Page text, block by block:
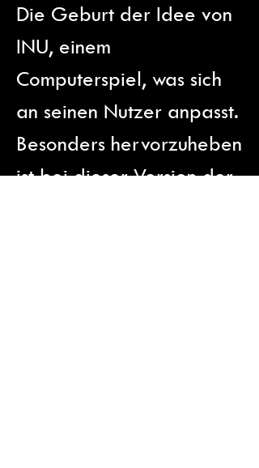
Die Geburt der Idee von
INU, einem
Computerspiel, was sich
an seinen Nutzer anpasst.
Besonders hervorzuheben
ist bei dieser Version der